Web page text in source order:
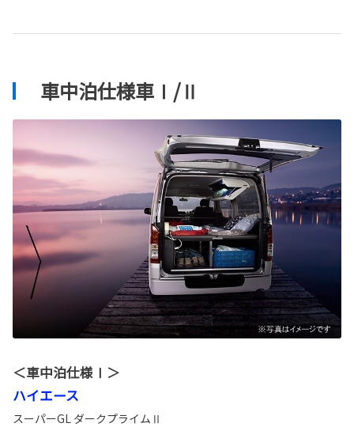
車中泊仕様車Ⅰ/Ⅱ
＜車中泊仕様Ⅰ＞
ハイエース
スーパーGL ダークプライムⅡ